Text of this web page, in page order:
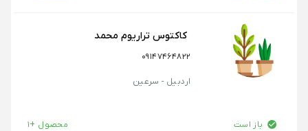
کاکتوس تراریوم محمد
09147464822
اردبیل - سرعین
باز است محصول +1